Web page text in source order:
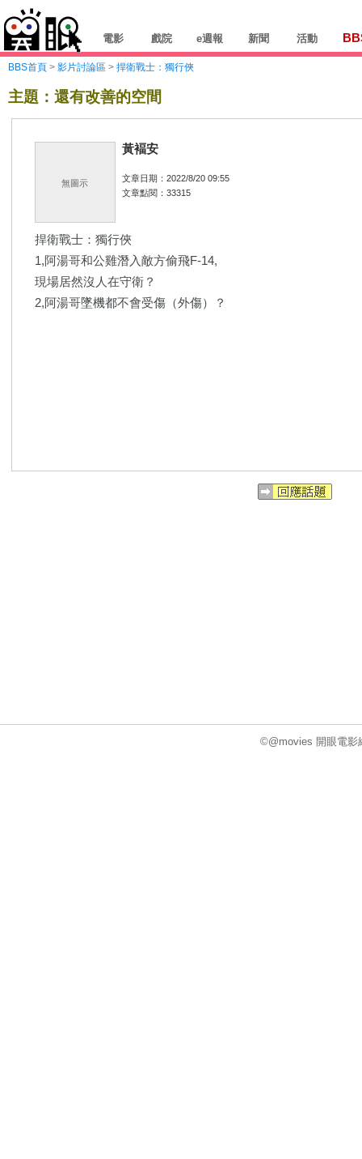
電影 戲院 e週報 新聞 活動
BBS首頁 > 影片討論區 > 捍衛戰士：獨行俠
主題：還有改善的空間
無圖示
黃褔安
文章日期：2022/8/20 09:55
文章點閱：33315
捍衛戰士：獨行俠
1,阿湯哥和公雞潛入敵方偷飛F-14,
現場居然沒人在守衛？
2,阿湯哥墜機都不會受傷（外傷）？
©@movies 開眼電